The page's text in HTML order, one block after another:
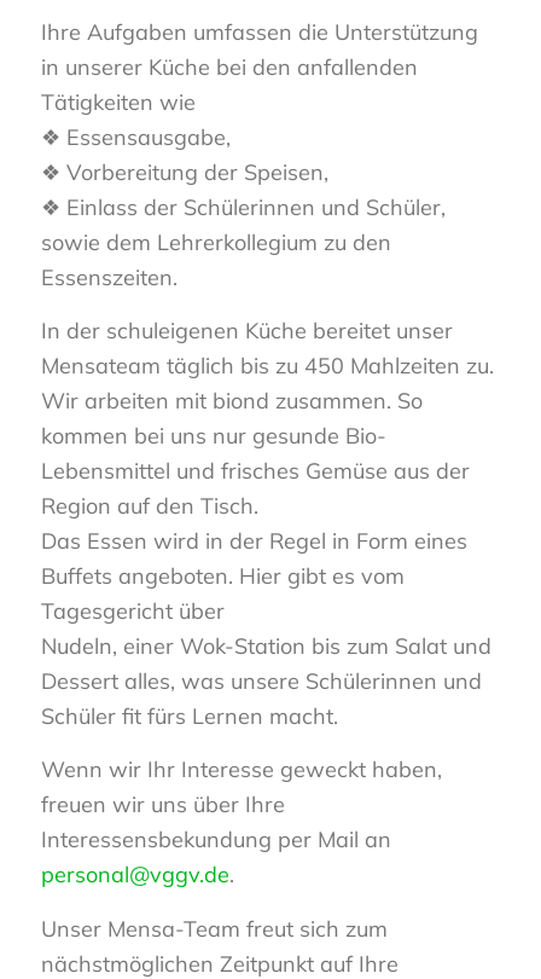
Ihre Aufgaben umfassen die Unterstützung
in unserer Küche bei den anfallenden
Tätigkeiten wie
❖ Essensausgabe,
❖ Vorbereitung der Speisen,
❖ Einlass der Schülerinnen und Schüler,
sowie dem Lehrerkollegium zu den
Essenszeiten.
In der schuleigenen Küche bereitet unser
Mensateam täglich bis zu 450 Mahlzeiten zu.
Wir arbeiten mit biond zusammen. So
kommen bei uns nur gesunde Bio-
Lebensmittel und frisches Gemüse aus der
Region auf den Tisch.
Das Essen wird in der Regel in Form eines
Buffets angeboten. Hier gibt es vom
Tagesgericht über
Nudeln, einer Wok-Station bis zum Salat und
Dessert alles, was unsere Schülerinnen und
Schüler fit fürs Lernen macht.
Wenn wir Ihr Interesse geweckt haben,
freuen wir uns über Ihre
Interessensbekundung per Mail an
personal@vggv.de.
Unser Mensa-Team freut sich zum
nächstmöglichen Zeitpunkt auf Ihre